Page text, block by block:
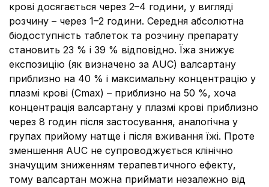
крові досягається через 2–4 години, у вигляді
розчину – через 1–2 години. Середня абсолютна
біодоступність таблеток та розчину препарату
становить 23 % і 39 % відповідно. Їжа знижує
експозицію (як визначено за AUC) валсартану
приблизно на 40 % і максимальну концентрацію у
плазмі крові (Cmax) – приблизно на 50 %, хоча
концентрація валсартану у плазмі крові приблизно
через 8 годин після застосування, аналогічна у
групах прийому натще і після вживання їжі. Проте
зменшення AUC не супроводжується клінічно
значущим зниженням терапевтичного ефекту,
тому валсартан можна приймати незалежно від